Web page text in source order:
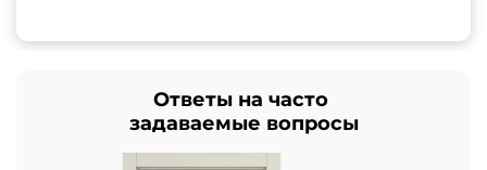
Ответы на часто
задаваемые вопросы